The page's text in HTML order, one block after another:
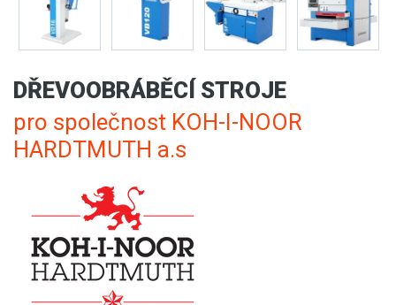
DŘEVOOBRÁBĚCÍ STROJE
pro společnost KOH-I-NOOR
HARDTMUTH a.s